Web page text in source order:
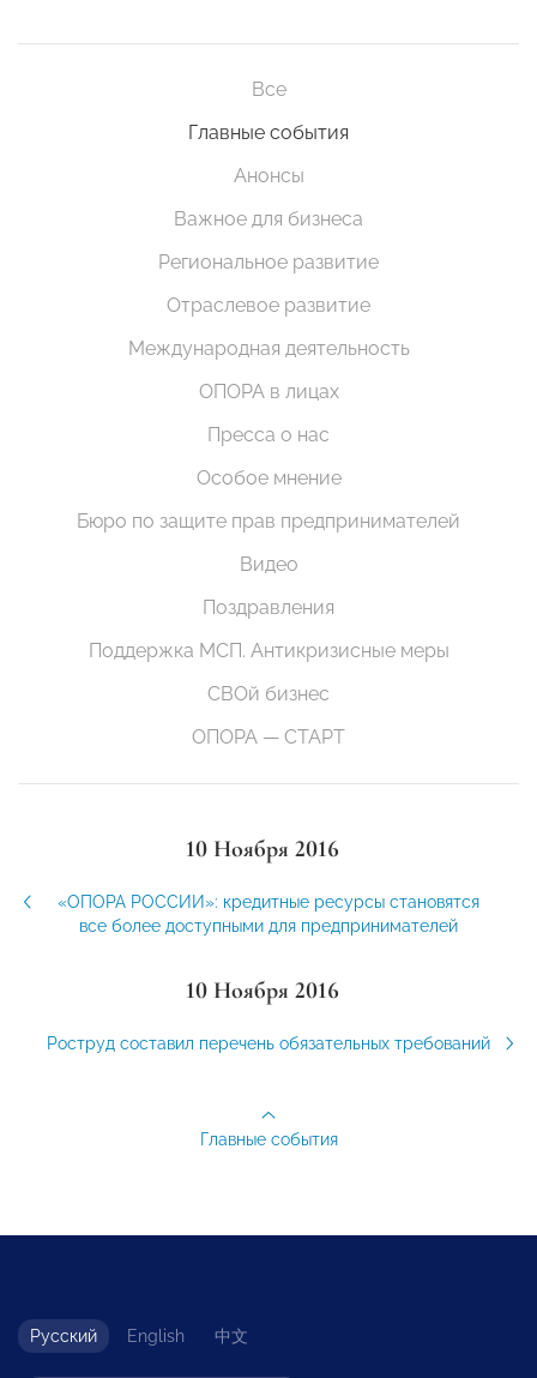
Все
Главные события
Анонсы
Важное для бизнеса
Региональное развитие
Отраслевое развитие
Международная деятельность
ОПОРА в лицах
Пресса о нас
Особое мнение
Бюро по защите прав предпринимателей
Видео
Поздравления
Поддержка МСП. Антикризисные меры
СВОй бизнес
ОПОРА — СТАРТ
10 Ноября 2016
«ОПОРА РОССИИ»: кредитные ресурсы становятся
все более доступными для предпринимателей
10 Ноября 2016
Роструд составил перечень обязательных требований
Главные события
Русский English 中文